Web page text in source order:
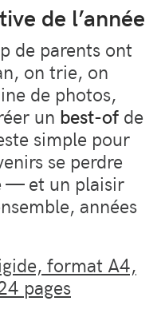
de l’année
de parents ont
on trie, on
de photos,
un best-of de
simple pour
se perdre
— et un plaisir
années
format A4,
pages